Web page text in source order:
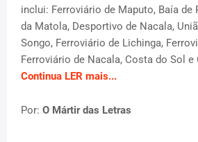
inclui: Ferroviário de Maputo, Baía de
da Matola, Desportivo de Nacala,
Songo, Ferroviário de Lichinga,
Ferroviário de Nacala, Costa do Sol e
Continua LER mais...
Por: O Mártir das Letras